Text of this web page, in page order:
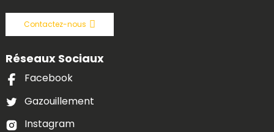
Contactez-nous
Réseaux Sociaux
Facebook
Gazouillement
Instagram